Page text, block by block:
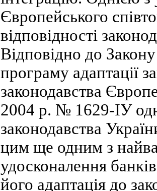
Європейського
відповідності
Відповідно до
програму адаптації
законодавства
2004 р. № 1629-ІУ
законодавства
цим ще одним з
удосконалення
його адаптація до